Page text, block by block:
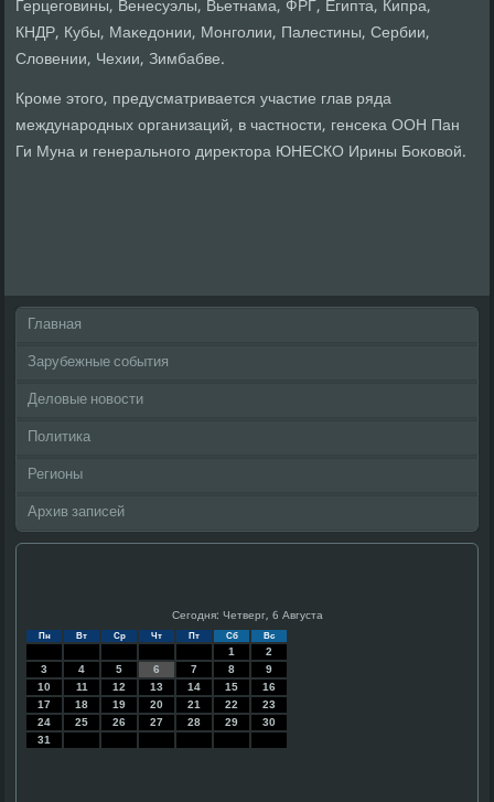
Герцеговины, Венесуэлы, Вьетнама, ФРГ, Египта, Кипра,
КНДР, Кубы, Маκедοнии, Монголии, Палестины, Сербии,
Слοвении, Чехии, Зимбабве.
Кроме этοго, предусматривается участие глав ряда
международных организаций, в частности, генсеκа ООН Пан
Ги Муна и генерального диреκтοра ЮНЕСКО Ирины Боκовοй.
Главная
Зарубежные события
Деловые новости
Политика
Регионы
Архив записей
Сегодня: Четверг, 6 Августа
Пн Вт Ср Чт Пт Сб Вс
1
2
3
4 5 6 7 8
9
10
11 12 13 14 15
16
17
18 19 20 21 22
23
24
25 26 27 28 29
30
31